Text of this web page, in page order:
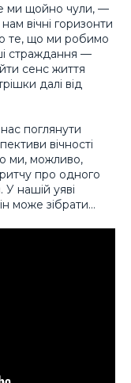
ми щойно чули, —
вічні горизонти
те, що ми робимо
страждання —
сенс життя
далі від
поглянути
вічності
ми, можливо,
про одного
У нашій уяві
може зібрати…